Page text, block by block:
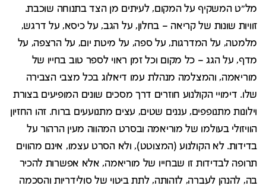
מל"ט המשקיף על המקום, לעיתים מן הצד בתנוחה שוכבת.
זוויות שונות של קריאה – בחלון, על הגב, על כיסא, על דרגש,
מלמטה, על המדרגות, על ספה, על מיטת יום, על הרצפה, על
מדף, על הגג – כל מקום וכל זמן ראוי לספר טוב בחייו של
מוריאמה, והמצלמה מנהלת עמו דיאלוג בכל מצבי הצבירה
שלו. דימויי הקולנוע חוזרים דרך מסכים שונים המופיעים בצורת
וילונות מתנופפים, עננים שטים, עצים מתנועעים ברוח. זהו החזיון
הוויזולי בעולמו של מוריאמה ובסרט המהווה מעין הרהור על
בדידות. לא הקולנוע (המצוטט), ולא הסרט עצמו, אינם מהווים
תרופה לבדידות זו שבחייו של מוריאמה, אלא אפשרות להכיר
בה, להנהן לעברה, לזהותה, לתת ביטוי של סולידריות והסכמה